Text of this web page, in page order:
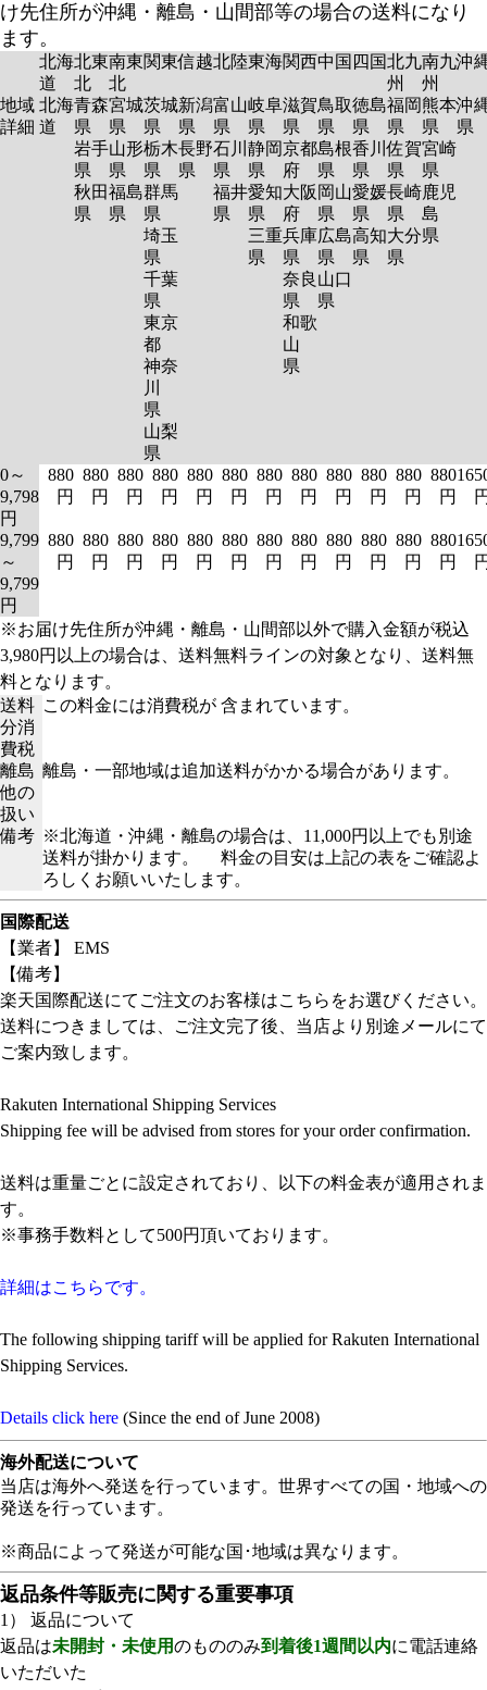
け先住所が沖縄・離島・山間部等の場合の送料になり
ます。
北海
道
北東
北
南東
北
関東信越北陸東海関西中国 四国北九
州
南九
州
沖
地域
詳細
北海
道
青森
県
岩手
県
秋田
県
宮城
県
山形
県
福島
県
茨城
県
栃木
県
群馬
県
埼玉
県
千葉
県
東京
都
神奈
川
県
山梨
県
新潟
県
長野
県
富山
県
石川
県
福井
県
岐阜
県
静岡
県
愛知
県
三重
県
滋賀
県
京都
府
大阪
府
兵庫
県
奈良
県
和歌
山
県
鳥取
県
島根
県
岡山
県
広島
県
山口
県
徳島
県
香川
県
愛媛
県
高知
県
福岡
県
佐賀
県
長崎
県
大分
県
熊本
県
宮崎
県
鹿児
島
県
沖
0～
9,798
円
880
円
880
円
880
円
880
円
880
円
880
円
880
円
880
円
880
円
880
円
880
円
880
円
9,799
～
9,799
円
880
円
880
円
880
円
880
円
880
円
880
円
880
円
880
円
880
円
880
円
880
円
880
円
※お届け先住所が沖縄・離島・山間部以外で購入金額が税込
3,980円以上の場合は、送料無料ラインの対象となり、送料無
料となります。
送料
分消
費税
この料金には消費税が 含まれています。
離島
他の
扱い
離島・一部地域は追加送料がかかる場合があります。
備考 ※北海道・沖縄・離島の場合は、11,000円以上でも別途
送料が掛かります。 料金の目安は上記の表をご確認よ
ろしくお願いいたします。
国際配送
【業者】 EMS
【備考】
楽天国際配送にてご注文のお客様はこちらをお選びください。
送料につきましては、ご注文完了後、当店より別途メールにて
ご案内致します。
Rakuten International Shipping Services
Shipping fee will be advised from stores for your order confirmation.
送料は重量ごとに設定されており、以下の料金表が適用されま
す。
※事務手数料として500円頂いております。
詳細はこちらです。
The following shipping tariff will be applied for Rakuten International
Shipping Services.
Details click here (Since the end of June 2008)
海外配送について
当店は海外へ発送を行っています。世界すべての国・地域への
発送を行っています。
※商品によって発送が可能な国･地域は異なります。
返品条件等販売に関する重要事項
1） 返品について
返品は未開封・未使用のもののみ到着後1週間以内に電話連絡
いただいた